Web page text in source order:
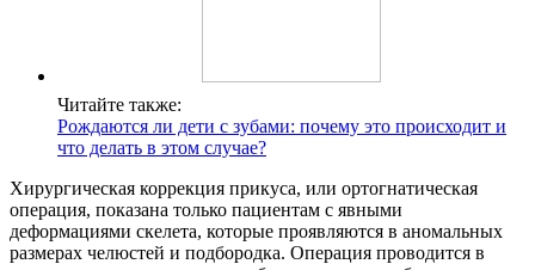
Читайте также:
Рождаются ли дети с зубами: почему это происходит и
что делать в этом случае?
Хирургическая коррекция прикуса, или ортогнатическая
операция, показана только пациентам с явными
деформациями скелета, которые проявляются в аномальных
размерах челюстей и подбородка. Операция проводится в